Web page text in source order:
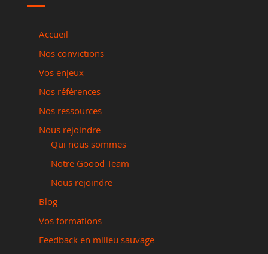
Accueil
Nos convictions
Vos enjeux
Nos références
Nos ressources
Nous rejoindre
Qui nous sommes
Notre Goood Team
Nous rejoindre
Blog
Vos formations
Feedback en milieu sauvage